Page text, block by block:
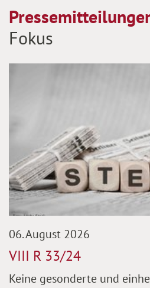
Fokus
06. August 2026
VIII R 33/24
Keine gesonderte und